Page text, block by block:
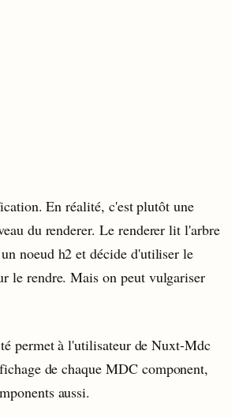
En réalité, c'est plutôt une
du renderer. Le renderer lit l'arbre
noeud h2 et décide d'utiliser le
le rendre. Mais on peut vulgariser
permet à l'utilisateur de Nuxt-Mdc
de chaque MDC component,
aussi.